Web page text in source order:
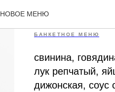
НОВОЕ МЕНЮАссорти
БАНКЕТНОЕ МЕНЮ
свинина,
лук репчатый,
дижонская, соус